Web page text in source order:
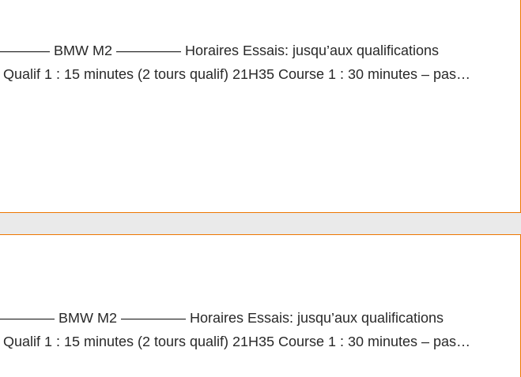
BMW M2 ————– Horaires Essais: jusqu’aux qualifications
1 : 15 minutes (2 tours qualif) 21H35 Course 1 : 30 minutes – pas…
BMW M2 ————– Horaires Essais: jusqu’aux qualifications
1 : 15 minutes (2 tours qualif) 21H35 Course 1 : 30 minutes – pas…